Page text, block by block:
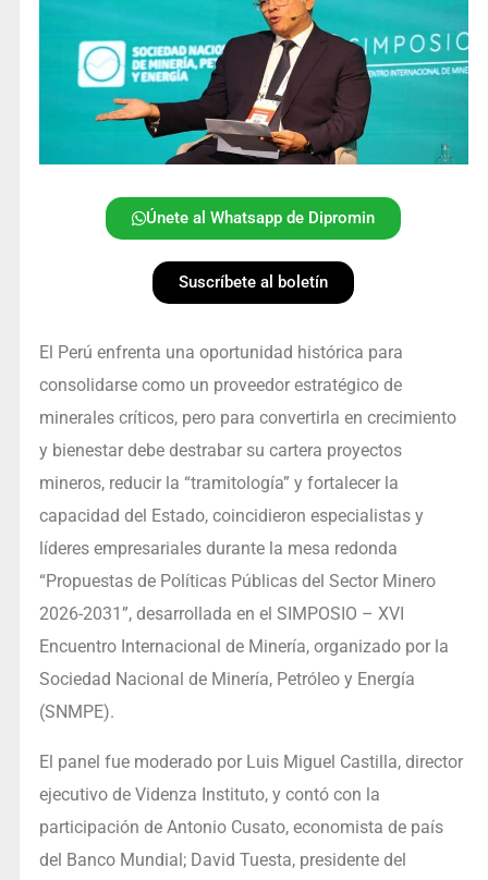
Únete al Whatsapp de Dipromin
Suscríbete al boletín
El Perú enfrenta una oportunidad histórica para
consolidarse como un proveedor estratégico de
minerales críticos, pero para convertirla en crecimiento
y bienestar debe destrabar su cartera proyectos
mineros, reducir la “tramitología” y fortalecer la
capacidad del Estado, coincidieron especialistas y
líderes empresariales durante la mesa redonda
“Propuestas de Políticas Públicas del Sector Minero
2026-2031”, desarrollada en el SIMPOSIO – XVI
Encuentro Internacional de Minería, organizado por la
Sociedad Nacional de Minería, Petróleo y Energía
(SNMPE).
El panel fue moderado por Luis Miguel Castilla, director
ejecutivo de Videnza Instituto, y contó con la
participación de Antonio Cusato, economista de país
del Banco Mundial; David Tuesta, presidente del